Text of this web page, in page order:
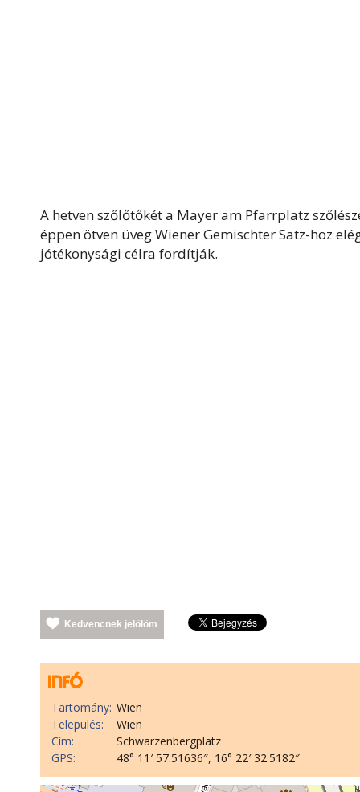
A hetven szőlőtőkét a Mayer am Pfarrplatz
éppen ötven üveg Wiener Gemischter Satz-hoz
jótékonysági célra fordítják.
Kedvencnek jelölöm
Tartomány: Wien
Település:
Wien
Cím:
Schwarzenbergplatz
GPS:
48° 11′ 57.51636″, 16° 22′ 32.5182″